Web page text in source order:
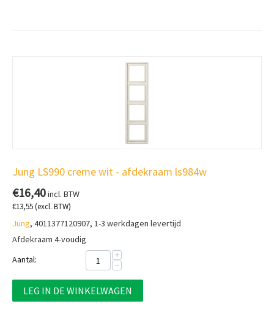
Jung LS990 creme wit - afdekraam ls984w
€16,40incl. BTW
€13,55(excl. BTW)
Jung, 4011377120907, 1-3 werkdagen levertijd
Afdekraam 4-voudig
Aantal:
+
−
LEG IN DE WINKELWAGEN